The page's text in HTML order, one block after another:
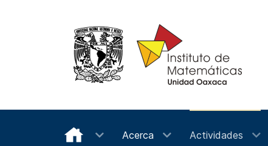
Acerca Actividades